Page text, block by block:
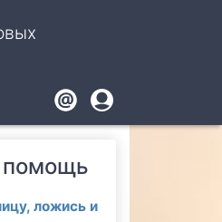
Footer
User
account
menu
ложись и